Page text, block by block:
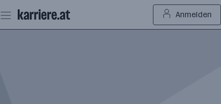
Seiteninhalt
springen
Anmelden